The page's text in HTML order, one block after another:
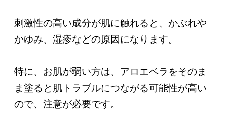
刺激性の高い成分が肌に触れると、かぶれや
かゆみ、湿疹などの原因になります。
特に、お肌が弱い方は、アロエベラをそのま
ま塗ると肌トラブルにつながる可能性が高い
ので、注意が必要です。